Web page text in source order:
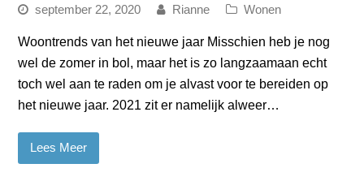
september 22, 2020 Rianne Wonen
Woontrends van het nieuwe jaar Misschien heb je nog
wel de zomer in bol, maar het is zo langzaamaan echt
toch wel aan te raden om je alvast voor te bereiden op
het nieuwe jaar. 2021 zit er namelijk alweer…
Lees Meer